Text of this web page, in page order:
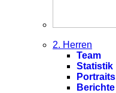
2. Herren
Team
Statistik
Portraits
Berichte